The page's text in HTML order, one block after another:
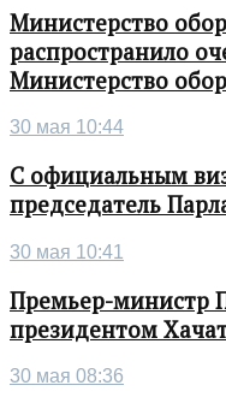
Министерство
распространило
Министерство
30 мая 10:44
С официальным
председатель
30 мая 10:41
Премьер-министр
президентом
30 мая 08:36